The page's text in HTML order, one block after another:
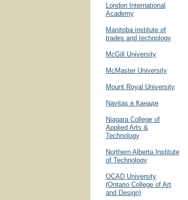
London International
Academy
Manitoba institute of
trades and technology
McGill University
McMaster University
Mount Royal University
Navitas в Канаде
Niagara College of
Applied Arts &
Technology
Northern Alberta Institute
of Technology
OCAD University
(Ontario College of Art
and Design)